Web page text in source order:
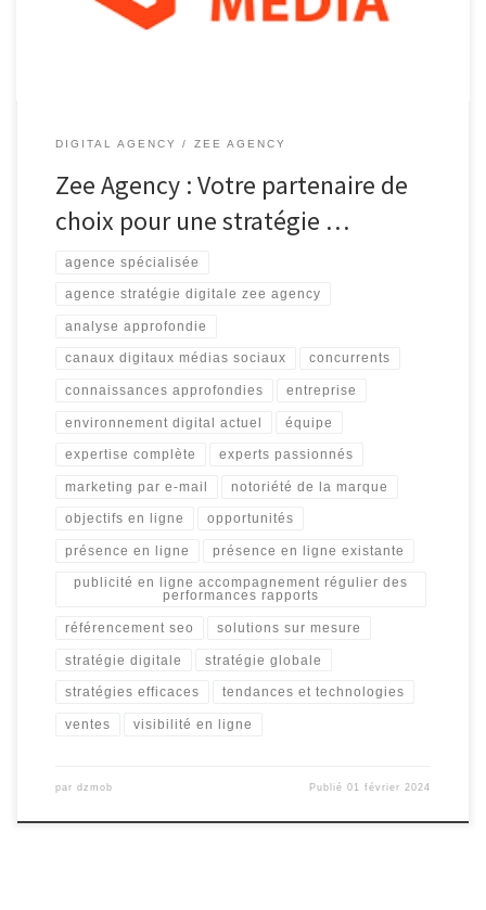
DIGITAL AGENCY ZEE AGENCY
Zee Agency : Votre partenaire de
choix pour une stratégie …
agence spécialisée
agence stratégie digitale zee agency
analyse approfondie
canaux digitaux médias sociaux concurrents
connaissances approfondies entreprise
environnement digital actuel équipe
expertise complète experts passionnés
marketing par e-mail notoriété de la marque
objectifs en ligne opportunités
présence en ligne présence en ligne existante
publicité en ligne accompagnement régulier des
performances rapports
référencement seo solutions sur mesure
stratégie digitale stratégie globale
stratégies efficaces tendances et technologies
ventes visibilité en ligne
par dzmob Publié01 février 2024